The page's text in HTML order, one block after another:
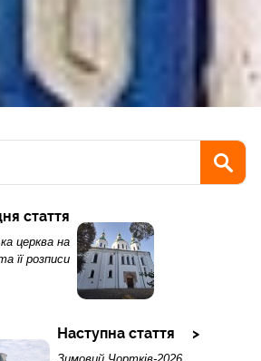
стаття
церква на
її розписи
Наступна стаття